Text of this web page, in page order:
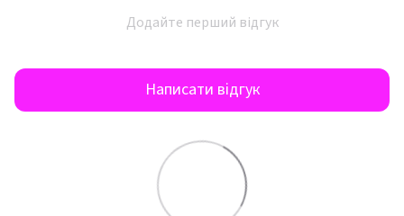
Додайте перший відгук
Написати відгук